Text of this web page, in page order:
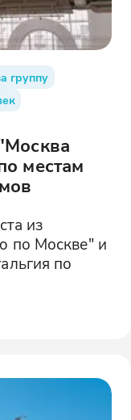
группу
местам
из
по Москве" и
по